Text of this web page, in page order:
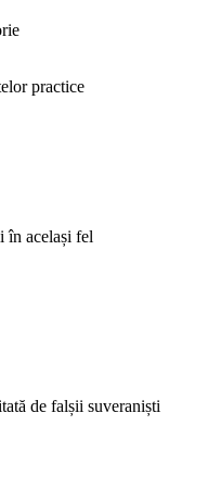
practice
în același fel
de falșii suveraniști